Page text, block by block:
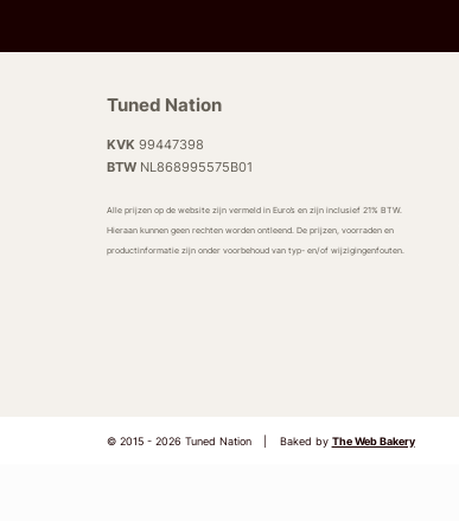
Tuned Nation
KVK 99447398
BTWNL868995575B01
Alle prijzen op de website zijn vermeld in Euro’s en zijn inclusief 21% BTW.
Hieraan kunnen geen rechten worden ontleend. De prijzen, voorraden en
productinformatie zijn onder voorbehoud van typ- en/of wijzigingenfouten.
© 2015 - 2026 Tuned Nation Baked by The Web Bakery